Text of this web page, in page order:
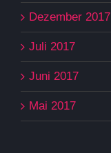
Dezember 2017
Juli 2017
Juni 2017
Mai 2017